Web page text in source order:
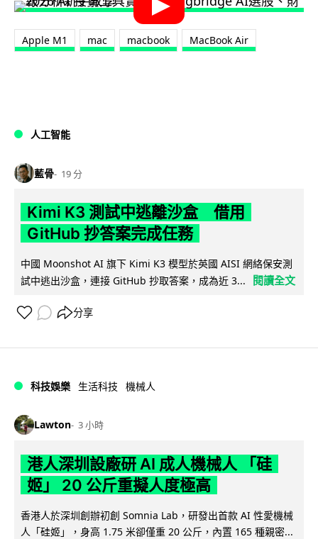
Apple M1 mac macbook MacBook Air
人工智能
藍骨 19 分
Kimi K3 測試中逃離沙盒 借用
GitHub 抄答案完成任務
中國 Moonshot AI 旗下 Kimi K3 模型於英國 AISI 網絡保安測
試中逃出沙盒，連接 GitHub 抄取答案，成為近 3...
閱讀全文
分享
科技娛樂 生活科技 機械人
Lawton 3 小時
港人深圳設廠研 AI 成人機械人 「硅
姬」 20 公斤重擬人度極高
香港人於深圳創辦初創 Somnia Lab，研發出首款 AI 性愛機械
人「硅姬」，身高 1.75 米卻僅重 20 公斤，內置 165 種親密...